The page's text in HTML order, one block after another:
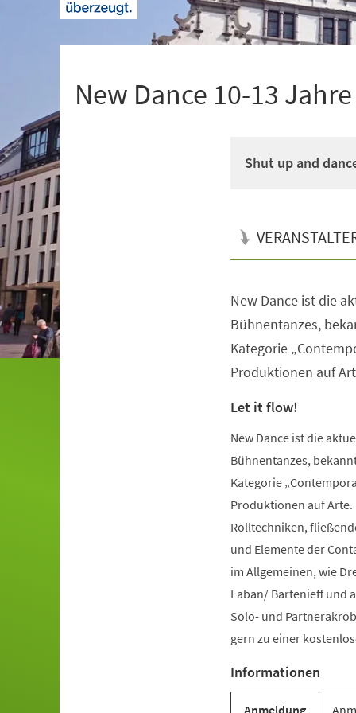
New Dance 10-13
Shut up and
New Dance ist die
Bühnentanzes,
Kategorie
Produktionen auf
Let it flow!
New Dance ist die
Bühnentanzes,
Kategorie
Produktionen auf Arte.
Rolltechniken,
und Elemente der
im Allgemeinen, wie
Laban/ Bartenieff und
Solo- und
gern zu einer
Informationen
Anmeldung